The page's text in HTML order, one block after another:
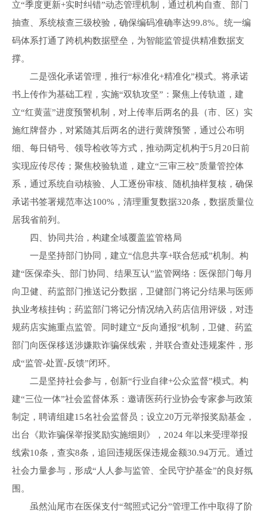
立“季度更新+实时纠错”动态管理机制，通过机构自查、部门
抽查、系统核查三级校验，确保编码准确率达99.8%。统一编
码体系打通了跨机构数据壁垒，为智能监管提供精准数据支
撑。
二是强化承诺管理，推行“标准化+精准化”模式。将承诺
书上传作为基础工程，实施“双轨攻坚”：聚焦上传轨道，建
立“红黄蓝”进度预警机制，对上传率后两名的县（市、区）实
施红牌督办，对紧随其后两名的进行黄牌预警，通过公布明
细、每日销号、领导检收等方式，推动两定机构于5月20日前
实现应传尽传；聚焦校验轨道，建立“三审三校”质量管控体
系，通过系统自动核验、人工逐份审核、随机抽样复核，确保
承诺书签署规范率达100%，清理重复数据320条，数据质量位
居我省前列。
四、协同共治，构建全域覆盖监管格局
一是坚持部门协同，建立“信息共享+联合惩戒”机制。构
建“医保牵头、部门协同、结果互认”监管网络：医保部门每月
向卫健、药监部门推送记分数据，卫健部门将记分结果与医师
执业考核挂钩；药监部门将记分情况纳入药店信用评级，对违
规药店实施重点监管。同时建立“反向通报”机制，卫健、药监
部门向医保移送涉嫌欺诈骗保线索，并联合查处违规案件，形
成“监管-处置-反馈”闭环。
二是坚持社会参与，创新“行业自律+公众监督”模式。构
建“三位一体”社会监督体系：邀请医药行业协会专家参与政策
制定，聘请组建15名社会监督员；设立20万元举报奖励基金，
出台《欺诈骗保举报奖励实施细则》，2024 年以来受理举报
线索10条，查实8条，追回违规医保违规金额30.94万元。通过
社会力量参与，形成“人人参与监管、全民守护基金”的良好氛
围。
虽然汕尾市在医保支付“驾照式记分”管理工作中取得了阶